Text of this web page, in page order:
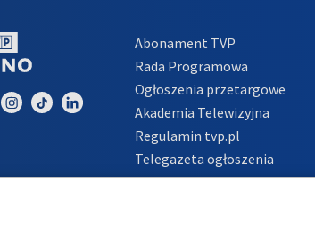
Abonament TVP
Rada Programowa
Ogłoszenia przetargowe
Akademia Telewizyjna
Regulamin tvp.pl
Telegazeta ogłoszenia
Informacje o nadawcy